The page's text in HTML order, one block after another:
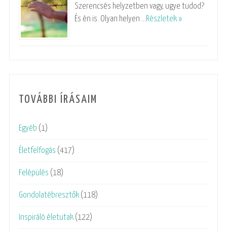
Szerencsés helyzetben vagy, ugye tudod?
És én is. Olyan helyen …Részletek »
TOVÁBBI ÍRÁSAIM
Egyéb (1)
Életfelfogás (417)
Felépülés (18)
Gondolatébresztők (118)
Inspiráló életutak (122)